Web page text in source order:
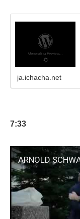
ja.ichacha.net
7:33